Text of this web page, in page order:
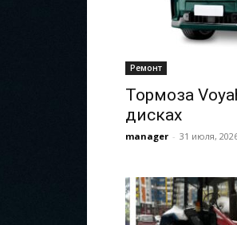
Ремонт
Тормоза
дисках
manager - 31 июля,